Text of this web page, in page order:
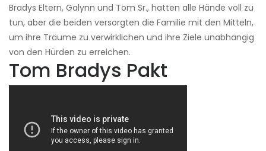
Bradys Eltern, Galynn und Tom Sr., hatten alle Hände voll zu
tun, aber die beiden versorgten die Familie mit den Mitteln,
um ihre Träume zu verwirklichen und ihre Ziele unabhängig
von den Hürden zu erreichen.
Tom Bradys Pakt